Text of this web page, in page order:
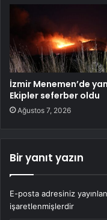
İzmir Menemen’de
Ekipler seferber oldu
Ağustos 7, 2026
Bir yanıt yazın
E-posta adresiniz
işaretlenmişlerdir